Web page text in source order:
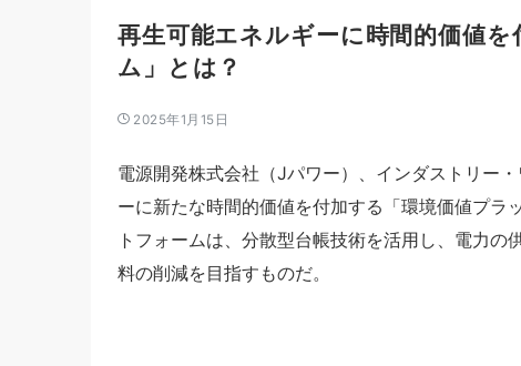
再生可能エネルギーに時間的価値
ム」とは？
2025年1月15日
電源開発株式会社（Jパワー）、インダストリー
ーに新たな時間的価値を付加する「環境価値プラ
トフォームは、分散型台帳技術を活用し、電力
料の削減を目指すものだ。